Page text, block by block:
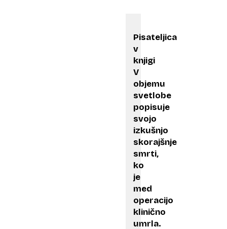
Pisateljica
v
knjigi
V
objemu
svetlobe
popisuje
svojo
izkušnjo
skorajšnje
smrti,
ko
je
med
operacijo
klinično
umrla.